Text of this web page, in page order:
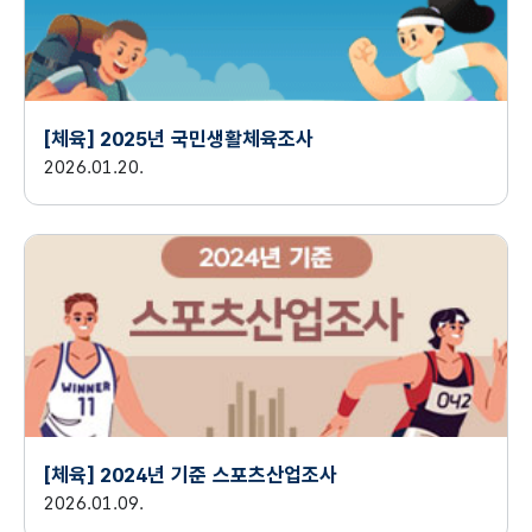
[체육] 2025년 국민생활체육조사
2026.01.20.
[체육] 2024년 기준 스포츠산업조사
2026.01.09.